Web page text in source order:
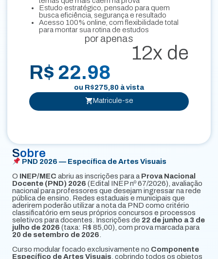
Sobre
PND 2026 — Específica de Artes Visuais
O INEP/MEC abriu as inscrições para a Prova Nacional
Docente (PND) 2026 (Edital INEP nº 67/2026), avaliação
nacional para professores que desejam ingressar na rede
pública de ensino. Redes estaduais e municipais que
aderirem poderão utilizar a nota da PND como critério
classificatório em seus próprios concursos e processos
seletivos para docentes. Inscrições de 22 de junho a 3 de
julho de 2026 (taxa: R$ 85,00), com prova marcada para
20 de setembro de 2026
Curso modular focado exclusivamente no Componente
Específico de Artes Visuais , cobrindo todos os objetos
Estudo estratégico, pensado para quem
busca eficiência, segurança e resultado
Acesso 100% online, com flexibilidade total
para montar sua rotina de estudos
por apenas
12x de
R$ 22.98
ou R$275,80 à vista
Matricule-se